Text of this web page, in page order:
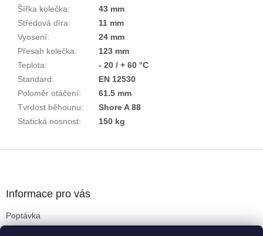
Šířka kolečka:
43 mm
Středová díra:
11 mm
Vyosení:
24 mm
Přesah kolečka:
123 mm
Teplota:
- 20 / + 60 °C
Standard:
EN 12530
Poloměr otáčení:
61.5 mm
Tvrdost běhounu:
Shore A 88
Statická nosnost: 150 kg
Informace pro vás
Poptávka